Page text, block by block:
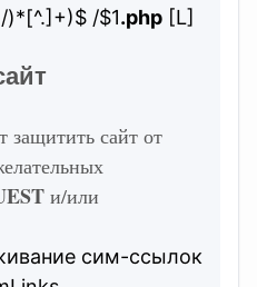
)*[^.]+)$ /$1.php [L]
защитить сайт от
и/или
сим-ссылок